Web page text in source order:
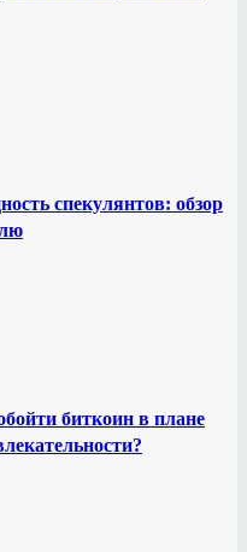
спекулянтов: обзор
биткоин в плане